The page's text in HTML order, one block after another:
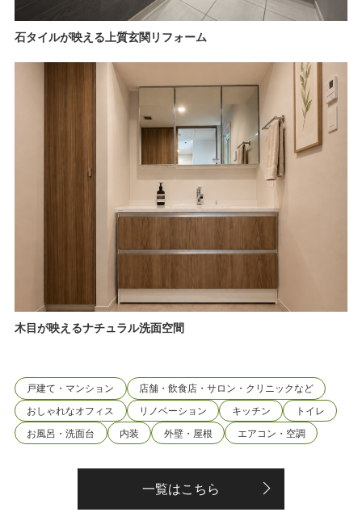
石タイルが映える上質玄関リフォーム
木目が映えるナチュラル洗面空間
戸建て・マンション
店舗・飲食店・サロン・クリニックなど
おしゃれなオフィス
リノベーション キッチン
トイレ
お風呂・洗面台
内装 外壁・屋根 エアコン・空調
一覧はこちら